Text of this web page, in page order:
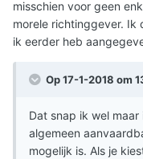
misschien voor geen
morele richtinggever. Ik
ik eerder heb
Op 17-1-2018 om
Dat snap ik wel
algemeen
mogelijk is. Als je